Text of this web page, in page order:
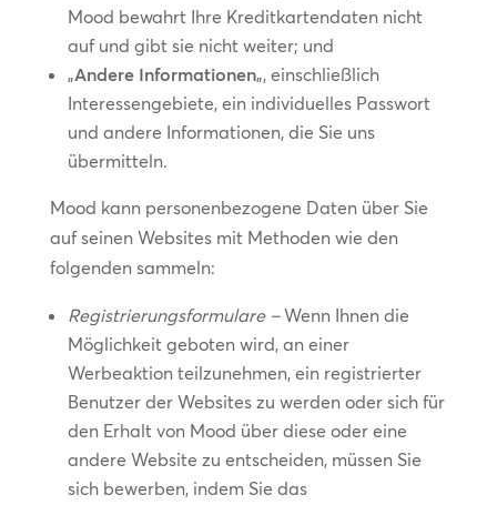
Mood bewahrt Ihre Kreditkartendaten nicht
auf und gibt sie nicht weiter; und
„Andere Informationen„, einschließlich
Interessengebiete, ein individuelles Passwort
und andere Informationen, die Sie uns
übermitteln.
Mood kann personenbezogene Daten über Sie
auf seinen Websites mit Methoden wie den
folgenden sammeln:
Registrierungsformulare –Wenn Ihnen die
Möglichkeit geboten wird, an einer
Werbeaktion teilzunehmen, ein registrierter
Benutzer der Websites zu werden oder sich für
den Erhalt von Mood über diese oder eine
andere Website zu entscheiden, müssen Sie
sich bewerben, indem Sie das